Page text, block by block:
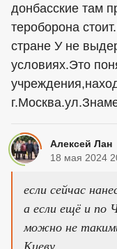
донбасские там
тероборона
стране У не
условиях.Это
Алексей Лан
18 мая 2024
если сейчас
а если ещё и по
можно не
Киеву